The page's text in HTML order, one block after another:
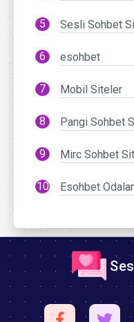
Sesli Sohbet
esohbet
Mobil Siteler
Pangi Sohbet
Mirc Sohbet
Esohbet